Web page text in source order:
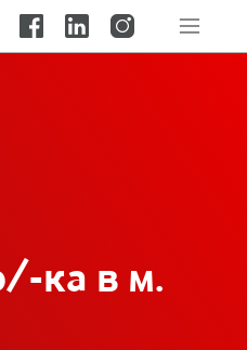
ка в м.